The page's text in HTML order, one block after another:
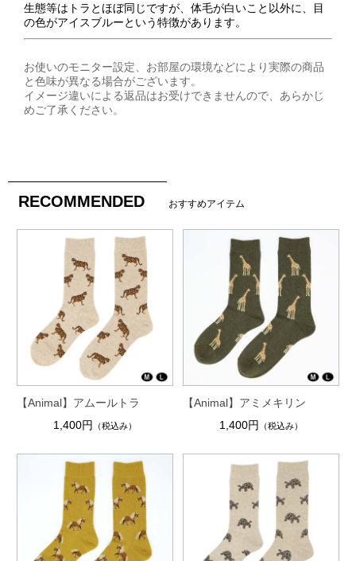
生態等はトラとほぼ同じですが、体毛が白いこと以外に、目
の色がアイスブルーという特徴があります。
お使いのモニター設定、お部屋の環境などにより実際の商品
と色味が異なる場合がございます。
イメージ違いによる返品はお受けできませんので、あらかじ
めご了承ください。
RECOMMENDED おすすめアイテム
【Animal】アムールトラ
1,400円
（税込み）
【Animal】アミメキリン
1,400円
（税込み）